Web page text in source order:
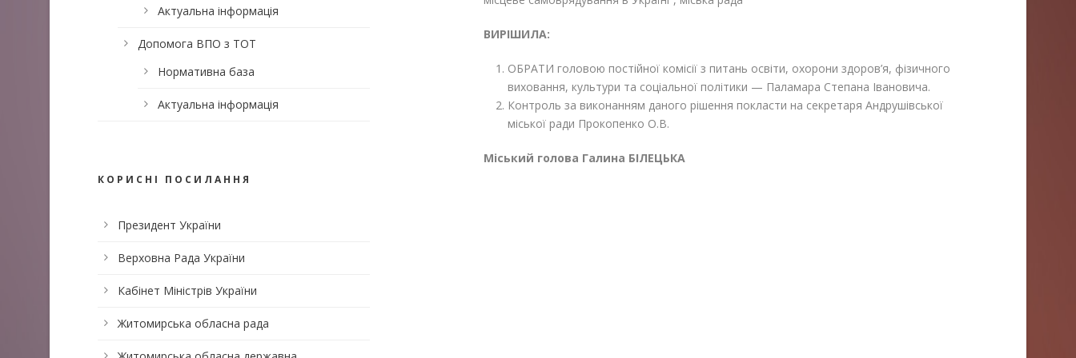
ВИРІШИЛА:
ОБРАТИ головою постійної комісії з питань освіти, охорони здоров’я, фізичного
виховання, культури та соціальної політики — Паламара Степана Івановича.
Контроль за виконанням даного рішення покласти на секретаря Андрушівської
міської ради Прокопенко О.В.
Міський голова Галина БІЛЕЦЬКА
Актуальна інформація
Допомога ВПО з ТОТ
Нормативна база
Актуальна інформація
КОРИСНІ ПОСИЛАННЯ
Президент України
Верховна Рада України
Кабінет Міністрів України
Житомирська обласна рада